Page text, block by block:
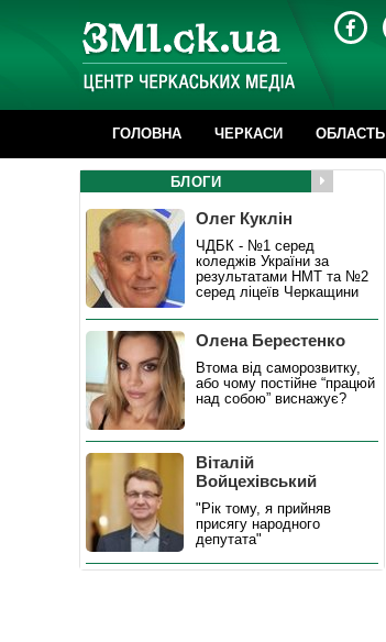
ГОЛОВНА ЧЕРКАСИ ОБЛАСТЬ
БЛОГИ
Олег Куклін
ЧДБК - №1 серед
коледжів України за
результатами НМТ та №2
серед ліцеїв Черкащини
Олена Берестенко
Втома від саморозвитку,
або чому постійне “працюй
над собою” виснажує?
Віталій
Войцехівський
"Рік тому, я прийняв
присягу народного
депутата"